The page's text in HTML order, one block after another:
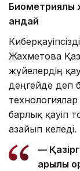
Биометриялық
қандай
Жахметова
жүйелердің
деңгейде деп
барлық қауіп
азайып келеді.
—
арқылы